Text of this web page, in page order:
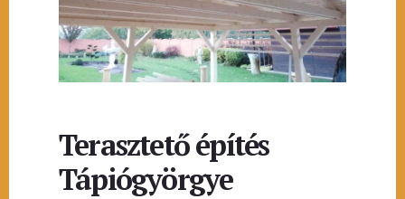
Terasztető építés
Tápiógyörgye